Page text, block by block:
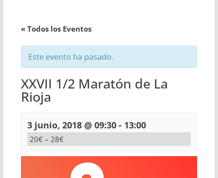
« Todos los Eventos
Este evento ha pasado.
XXVII 1/2 Maratón de La
Rioja
3 junio, 2018 @ 09:30- 13:00
20€ – 28€